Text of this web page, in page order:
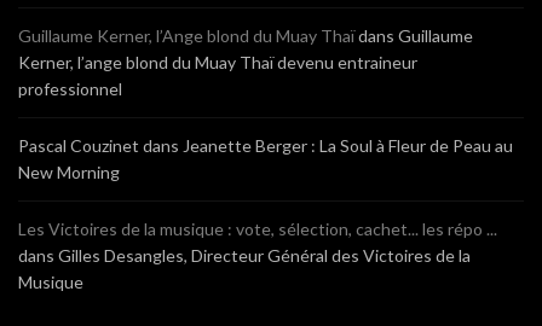
Guillaume Kerner, l’Ange blond du Muay Thaïdans Guillaume
Kerner, l’ange blond du Muay Thaï devenu entraineur
professionnel
Pascal Couzinet dans Jeanette Berger : La Soul à Fleur de Peau au
New Morning
Les Victoires de la musique : vote, sélection, cachet... les répo ...
dans Gilles Desangles, Directeur Général des Victoires de la
Musique